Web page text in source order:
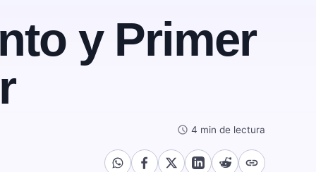
y Primer
schedule 4 min de lectura
link